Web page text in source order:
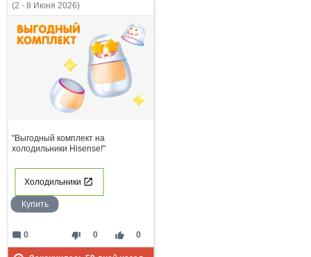
(2 - 8 Июня 2026)
"Выгодный комплект на
холодильники Hisense!"
Холодильники
Купить
thumb_down 0 thumb_up 0
mode_comment 0